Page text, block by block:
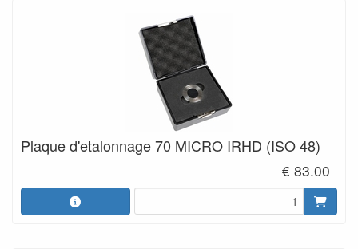
Plaque d'etalonnage 70 MICRO IRHD (ISO 48)
€ 83.00